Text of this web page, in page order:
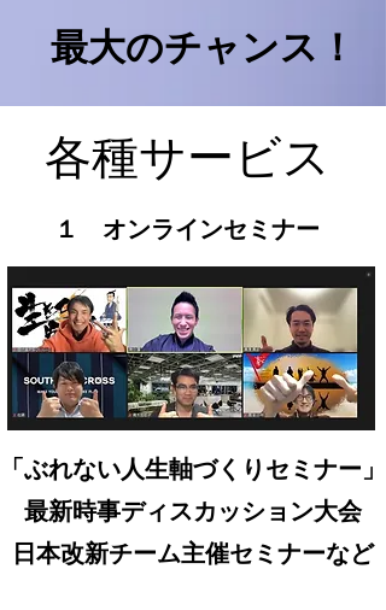
最大のチャンス！
各種サービス
​１ オンラインセミナー
​「ぶれない人生軸づくりセミナー」
最新時事ディスカッション大会
日本改新チーム主催セミナーなど